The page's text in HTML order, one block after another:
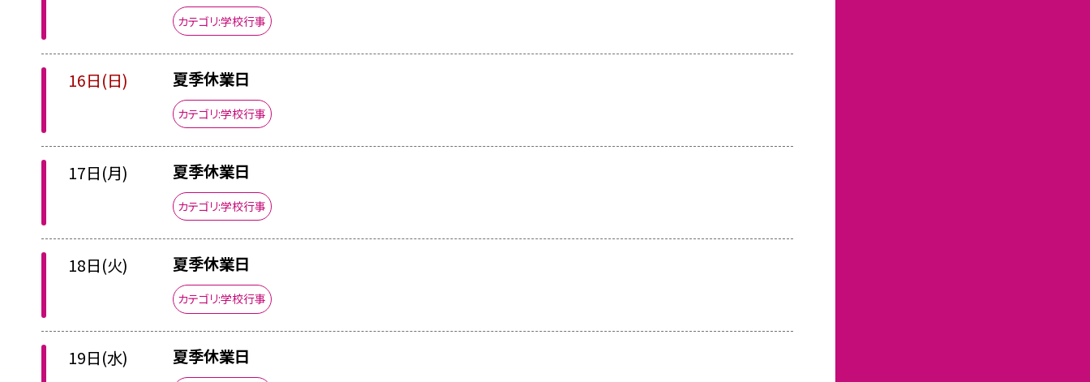
カテゴリ:学校行事
16日(日) 夏季休業日
カテゴリ:学校行事
17日(月) 夏季休業日
カテゴリ:学校行事
18日(火) 夏季休業日
カテゴリ:学校行事
19日(水) 夏季休業日